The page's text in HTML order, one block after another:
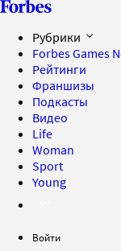
Рубрики
Forbes Games
Рейтинги
Франшизы
Подкасты
Видео
Life
Woman
Sport
Young
Войти